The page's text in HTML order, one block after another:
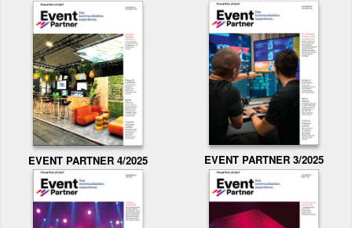
EVENT PARTNER 4/2025 EVENT PARTNER 3/2025